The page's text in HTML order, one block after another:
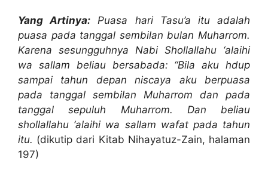
Yang Artinya:
Puasa hari Tasu’a itu adalah
puasa pada tanggal sembilan bulan Muharrom.
Karena sesungguhnya Nabi Shollallahu ‘alaihi
wa sallam beliau bersabada: “Bila aku hdup
sampai tahun depan niscaya aku berpuasa
pada tanggal sembilan Muharrom dan pada
tanggal sepuluh Muharrom. Dan beliau
shollallahu ‘alaihi wa sallam wafat pada tahun
itu. (dikutip dari Kitab Nihayatuz-Zain, halaman
197)